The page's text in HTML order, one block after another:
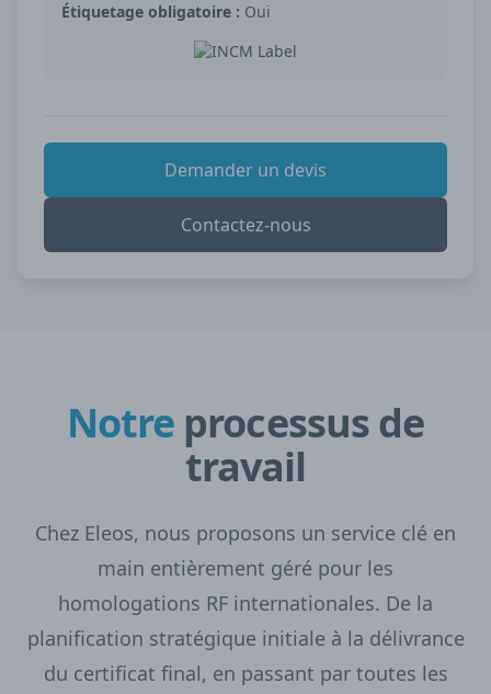
Étiquetage obligatoire : Oui
Demander un devis
Contactez-nous
Notre processus de
travail
Chez Eleos, nous proposons un service clé en
main entièrement géré pour les
homologations RF internationales. De la
planification stratégique initiale à la délivrance
du certificat final, en passant par toutes les